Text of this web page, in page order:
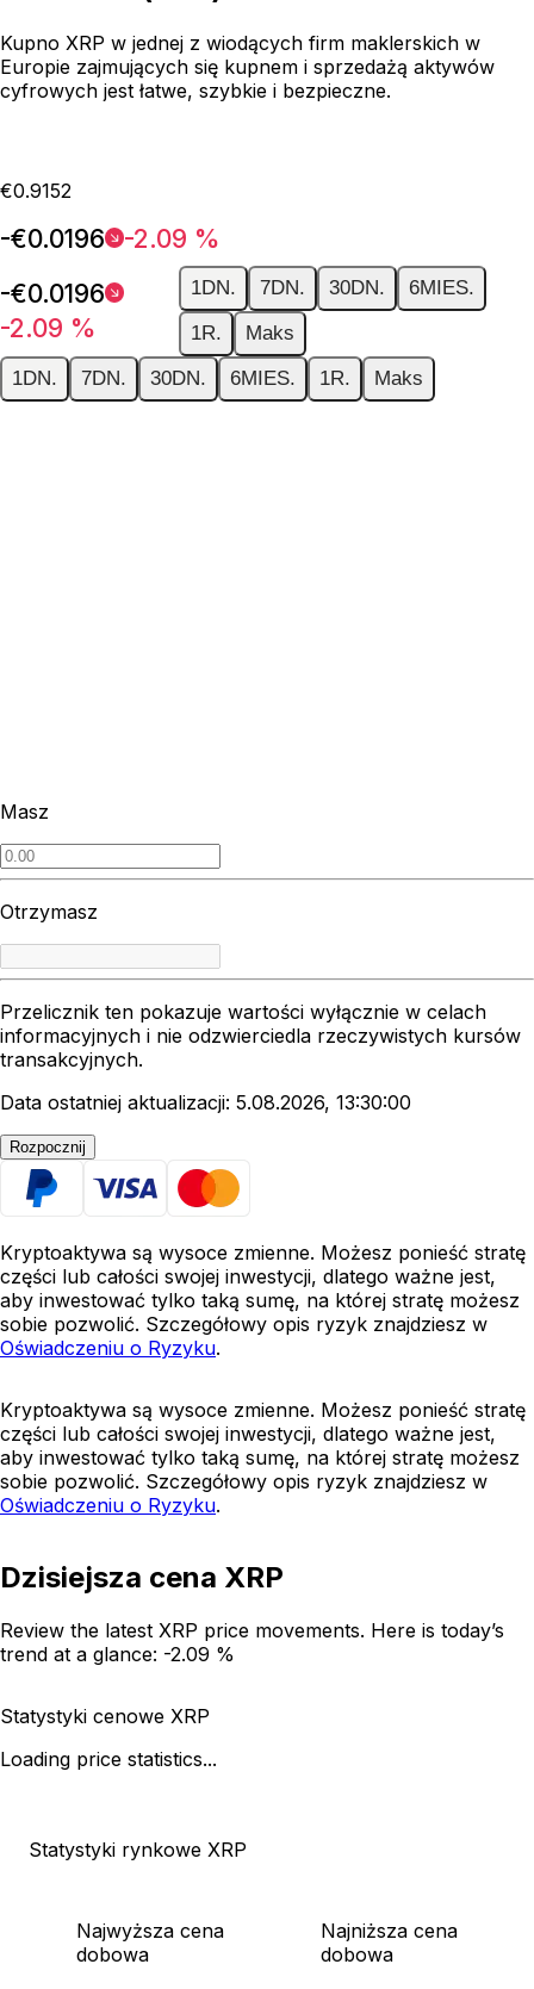
Kupno XRP w jednej z wiodących firm maklerskich w
Europie zajmujących się kupnem i sprzedażą aktywów
cyfrowych jest łatwe, szybkie i bezpieczne.
€0.9152
-€0.0196
-2.09 %
-€0.0196
-2.09 %
1DN. 7DN. 30DN.
6MIES.
1R.
Maks
1DN.
7DN. 30DN. 6MIES. 1R. Maks
Masz
Otrzymasz
Przelicznik ten pokazuje wartości wyłącznie w celach
informacyjnych i nie odzwierciedla rzeczywistych kursów
transakcyjnych.
Data ostatniej aktualizacji: 5.08.2026, 13:30:00
Rozpocznij
Kryptoaktywa są wysoce zmienne. Możesz ponieść stratę
części lub całości swojej inwestycji, dlatego ważne jest,
aby inwestować tylko taką sumę, na której stratę możesz
sobie pozwolić. Szczegółowy opis ryzyk znajdziesz w
Oświadczeniu o Ryzyku.
Kryptoaktywa są wysoce zmienne. Możesz ponieść stratę
części lub całości swojej inwestycji, dlatego ważne jest,
aby inwestować tylko taką sumę, na której stratę możesz
sobie pozwolić. Szczegółowy opis ryzyk znajdziesz w
Oświadczeniu o Ryzyku.
Dzisiejsza cena XRP
Review the latest XRP price movements. Here is today’s
trend at a glance: -2.09 %
Statystyki cenowe XRP
Loading price statistics...
Statystyki rynkowe XRP
Najwyższa cena
dobowa
Najniższa cena
dobowa